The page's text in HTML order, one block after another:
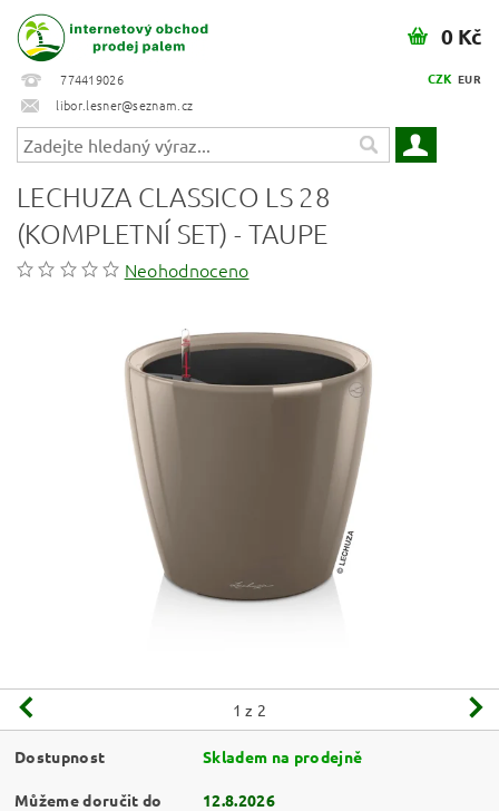
774419026
libor.lesner@seznam.cz
CZK EUR
0 Kč
LECHUZA CLASSICO LS 28
(KOMPLETNÍ SET) - TAUPE
Neohodnoceno
1 z 2
Dostupnost Skladem na prodejně
Můžeme doručit do 12.8.2026